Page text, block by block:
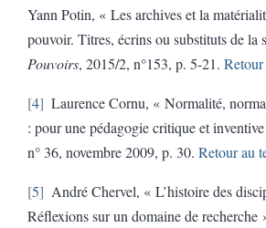
Yann Potin, « Les archives et la
pouvoir. Titres, écrins ou substituts de la
Pouvoirs, 2015/2, n°153, p. 5-21. Retour
4
Laurence Cornu, « Normalité,
: pour une pédagogie critique et
n° 36, novembre 2009, p. 30. Retour au
5
André Chervel, « L’histoire des
Réflexions sur un domaine de recherche